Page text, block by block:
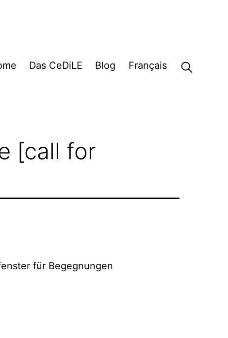
Das CeDiLE Blog Français
[call for
für Begegnungen